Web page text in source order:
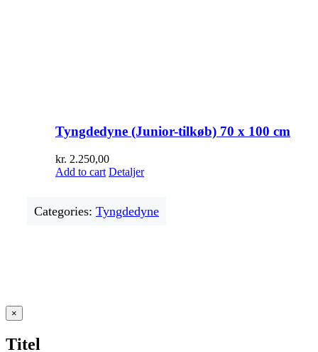
Tyngdedyne (Junior-tilkøb) 70 x 100 cm
kr. 2.250,00
Add to cart Detaljer
Categories: Tyngdedyne
Close
product
view
×
Titel